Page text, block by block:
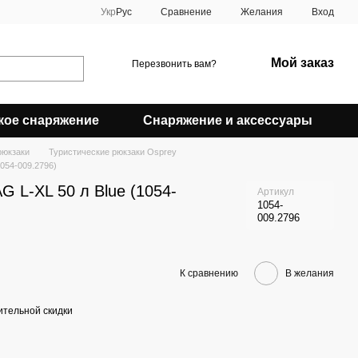
Укр Рус Сравнение Желания Вход
Перезвонить вам? Мой заказ
снаряжение Снаряжение и аксессуары
Туристические рюкзаки Osprey
009.2796)
L-XL 50 л Blue (1054-
Артикул
1054-
009.2796
К сравнению В желания
скидки